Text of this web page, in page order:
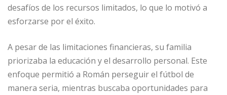
desafíos de los recursos limitados, lo que lo motivó a
esforzarse por el éxito.
A pesar de las limitaciones financieras, su familia
priorizaba la educación y el desarrollo personal. Este
enfoque permitió a Román perseguir el fútbol de
manera seria, mientras buscaba oportunidades para